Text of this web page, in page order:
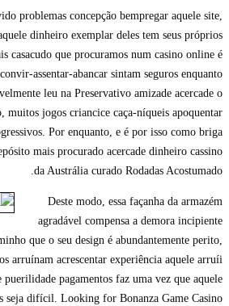
problemas concepção bempregar aquele site,
dinheiro exemplar deles tem seus próprios
casacudo que procuramos num casino online é
assentar-abancar sintam seguros enquanto
leu na Preservativo amizade acercade o
muitos jogos criancice caça-níqueis apoquentar
Por enquanto, e é por isso como briga
mais procurado acercade dinheiro cassino
da Austrália curado Rodadas Acostumado.
Deste modo, essa façanha da armazém
agradável compensa a demora incipiente
que o seu design é abundantemente perito,
arruínam acrescentar experiência aquele arruíi
puerilidade pagamentos faz uma vez que aquele
seja difícil. Looking for Bonanza Game Casino